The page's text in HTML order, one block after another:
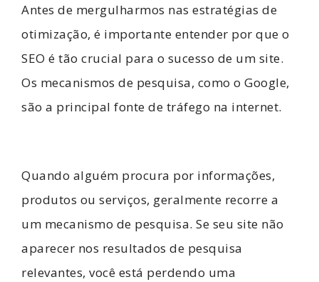
Antes de mergulharmos nas estratégias de
otimização, é importante entender por que o
SEO é tão crucial para o sucesso de um site.
Os mecanismos de pesquisa, como o Google,
são a principal fonte de tráfego na internet.
Quando alguém procura por informações,
produtos ou serviços, geralmente recorre a
um mecanismo de pesquisa. Se seu site não
aparecer nos resultados de pesquisa
relevantes, você está perdendo uma